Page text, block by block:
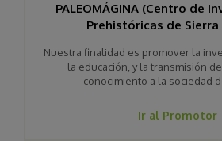
PALEOMÁGINA (Centro de
Prehistóricas de Sierra
Nuestra finalidad es promover la
la educación, y la transmisión
conocimiento a la sociedad
Ir al Promotor